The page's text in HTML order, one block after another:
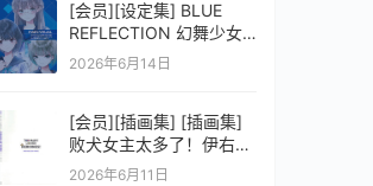
[会员][设定集] BLUE
REFLECTION 幻舞少女
之剑公式ビジュアルコレ
2026年6月14日
[会员][插画集] [插画集]
败犬女主太多了！伊右群
ARTWORKS
2026年6月11日